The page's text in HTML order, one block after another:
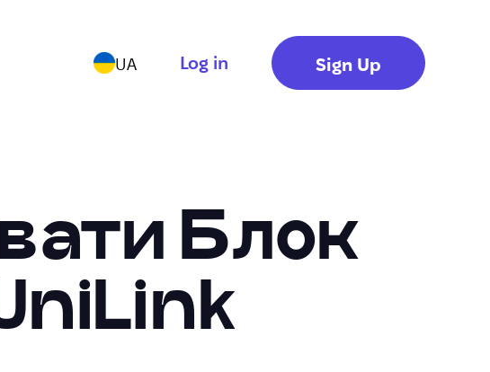
UA Log in Sign Up
Блок